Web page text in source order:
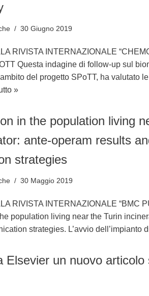
30 Giugno 2019
RIVISTA INTERNAZIONALE
Questa indagine di follow-up sul
del progetto SPoTT, ha valutato le
»
in the population living
ante-operam results
strategies
30 Maggio 2019
RIVISTA INTERNAZIONALE “BMC
population living near the Turin
strategies. L’avvio dell’impianto
Elsevier un nuovo articolo